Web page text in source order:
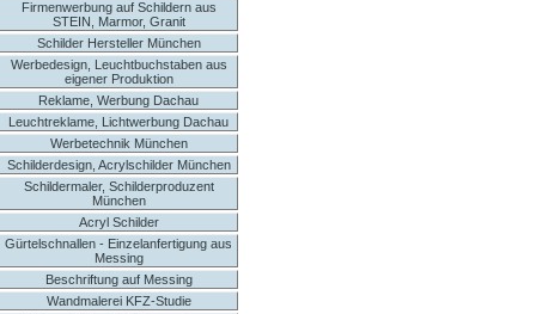
Firmenwerbung auf Schildern aus
STEIN, Marmor, Granit
Schilder Hersteller München
Werbedesign, Leuchtbuchstaben aus
eigener Produktion
Reklame, Werbung Dachau
Leuchtreklame, Lichtwerbung Dachau
Werbetechnik München
Schilderdesign, Acrylschilder München
Schildermaler, Schilderproduzent
München
Acryl Schilder
Gürtelschnallen - Einzelanfertigung aus
Messing
Beschriftung auf Messing
Wandmalerei KFZ-Studie